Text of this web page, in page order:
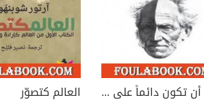
فن أن تكون دائماً على صواب أو الجدل المرائي العالم كتصوّر